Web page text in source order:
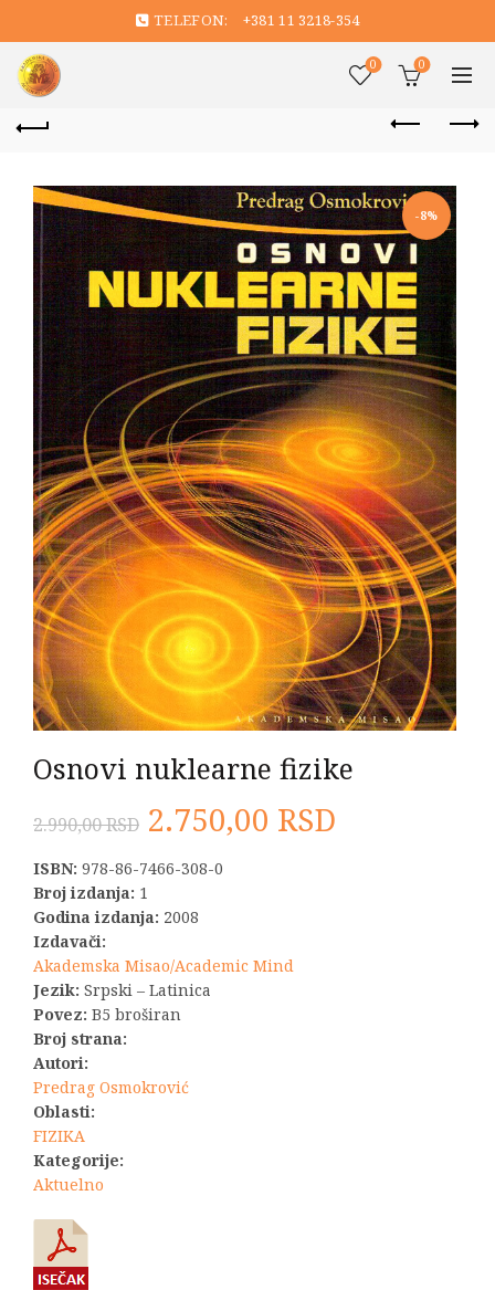
TELEFON: +381 11 3218-354
0 0
-8%
Osnovi nuklearne fizike
2.990,00RSD Originalna
cena
je
bila:
2.990,00 RSD.
2.750,00 RSD
ISBN: 978-86-7466-308-0
Broj izdanja: 1
Godina izdanja: 2008
Izdavači:
Akademska Misao/Academic Mind
Jezik: Srpski – Latinica
Povez: B5 broširan
Broj strana:
Autori:
Predrag Osmokrović
Oblasti:
FIZIKA
Kategorije:
Aktuelno